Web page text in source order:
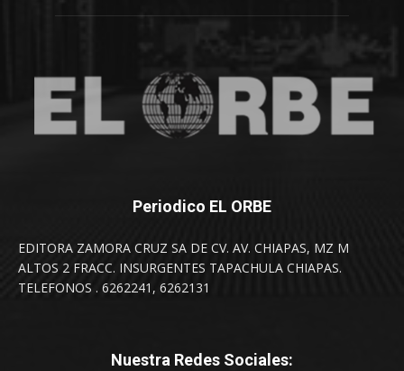
Periodico EL ORBE
EDITORA ZAMORA CRUZ SA DE CV. AV. CHIAPAS, MZ M
ALTOS 2 FRACC. INSURGENTES TAPACHULA CHIAPAS.
TELEFONOS . 6262241, 6262131
Nuestra Redes Sociales: